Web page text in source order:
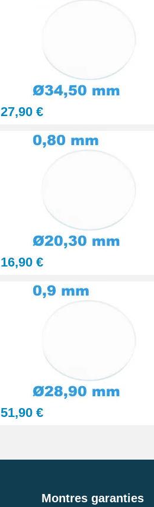
27,90 €
16,90 €
51,90 €
Montres garanties